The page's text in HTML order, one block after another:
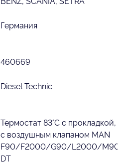
Германия
460669
Diesel Technic
Термостат 83°C с прокладкой,
с воздушным клапаном MAN
F90/F2000/G90/L2000/M90/
DT